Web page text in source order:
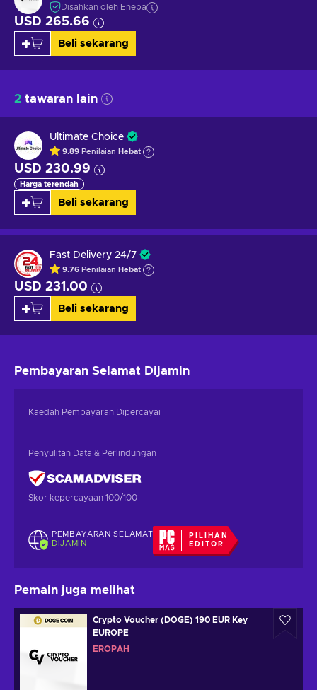
Disahkan oleh Eneba
USD 265.66
Beli sekarang
2 tawaran lain
Ultimate Choice
9.89 Penilaian Hebat
USD 230.99
Harga terendah
Beli sekarang
Fast Delivery 24/7
9.76 Penilaian Hebat
USD 231.00
Beli sekarang
Pembayaran Selamat Dijamin
Kaedah Pembayaran Dipercayai
Penyulitan Data & Perlindungan
Skor kepercayaan 100/100
PEMBAYARAN SELAMAT
DIJAMIN
PILIHAN
EDITOR
Pemain juga melihat
Crypto Voucher (DOGE) 190 EUR Key
EUROPE
EROPAH